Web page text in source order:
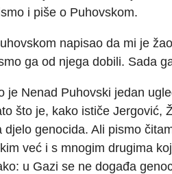
i piše o Puhovskom.
napisao da mi je
ga od njega dobili. Sada
je Nenad Puhovski jedan
što je, kako ističe Jergović,
djelo genocida. Ali pismo
već i s mnogim drugima
u Gazi se ne događa